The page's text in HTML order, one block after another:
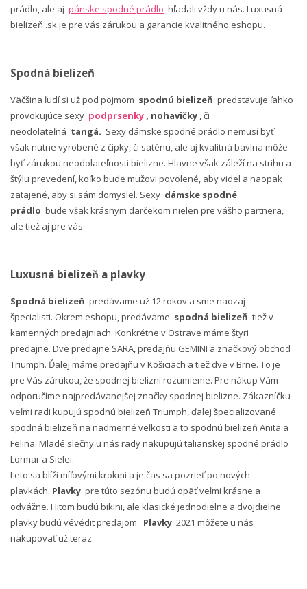
prádlo, ale aj pánske spodné prádlo hľadali vždy u nás. Luxusná
bielizeň .sk je pre vás zárukou a garancie kvalitného eshopu.
Spodná bielizeň
Väčšina ľudí si už pod pojmom spodnú bielizeň predstavuje ľahko
provokujúce sexy podprsenky , nohavičky , či
neodolateľná tangá. Sexy dámske spodné prádlo nemusí byť
však nutne vyrobené z čipky, či saténu, ale aj kvalitná bavlna môže
byť zárukou neodolateľnosti bielizne. Hlavne však záleží na strihu a
štýlu prevedení, koľko bude mužovi povolené, aby videl a naopak
zatajené, aby si sám domyslel. Sexy dámske spodné
prádlo bude však krásnym darčekom nielen pre vášho partnera,
ale tiež aj pre vás.
Luxusná bielizeň a plavky
Spodná bielizeň predávame už 12 rokov a sme naozaj
špecialisti. Okrem eshopu, predávame spodná bielizeň tiež v
kamenných predajniach. Konkrétne v Ostrave máme štyri
predajne. Dve predajne SARA, predajňu GEMINI a značkový obchod
Triumph. Ďalej máme predajňu v Košiciach a tiež dve v Brne. To je
pre Vás zárukou, že spodnej bielizni rozumieme. Pre nákup Vám
odporučíme najpredávanejšej značky spodnej bielizne. Zákazníčku
veľmi radi kupujú spodnú bielizeň Triumph, ďalej špecializované
spodná bielizeň na nadmerné veľkosti a to spodnú bielizeň Anita a
Felina. Mladé slečny u nás rady nakupujú talianskej spodné prádlo
Lormar a Sielei.
Leto sa blíži míľovými krokmi a je čas sa pozrieť po nových
plavkách. Plavky pre túto sezónu budú opäť veľmi krásne a
odvážne. Hitom budú bikini, ale klasické jednodielne a dvojdielne
plavky budú vévédit predajom. Plavky 2021 môžete u nás
nakupovať už teraz.